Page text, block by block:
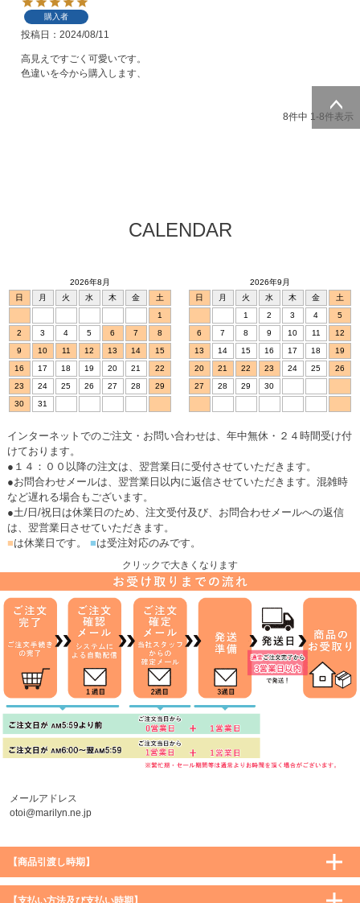
購入者
投稿日 2024/08/11
高見えですごく可愛いです。
色違いを今から購入します、
8件中 1-8件表示
CALENDAR
2026年8月
日
月 火 水 木 金
土
1
2
3 4 5 6 7
8
9
10 11 12 13 14
15
16
17 18 19 20 21
22
23
24 25 26 27 28
29
30
31
2026年9月
日
月 火 水 木 金
土
1
2 3 4
5
6
7 8 9 10 11
12
13
14 15 16 17 18
19
20
21 22 23 24 25
26
27
28 29 30
インターネットでのご注文・お問い合わせは、年中無休・２４時間受け付
けております。
●１４：００以降の注文は、翌営業日に受付させていただきます。
●お問合わせメールは、翌営業日以内に返信させていただきます。混雑時
など遅れる場合もございます。
●土/日/祝日は休業日のため、注文受付及び、お問合わせメールへの返信
は、翌営業日させていただきます。
■は休業日です。 ■は受注対応のみです。
クリックで大きくなります
メールアドレス
otoi@marilyn.ne.jp
【商品引渡し時期】
【支払い方法及び支払い時期】